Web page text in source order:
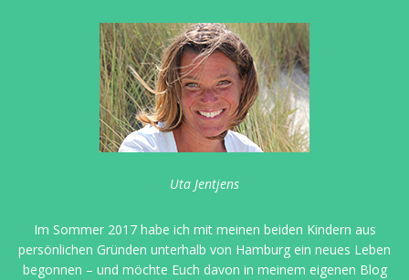
Uta Jentjens
Im Sommer 2017 habe ich mit meinen beiden Kindern aus
persönlichen Gründen unterhalb von Hamburg ein neues Leben
begonnen – und möchte Euch davon in meinem eigenen Blog